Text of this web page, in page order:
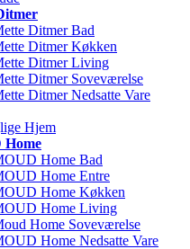
Ditmer Bad
Ditmer Køkken
Ditmer Living
Ditmer Soveværelse
Ditmer Nedsatte Vare
Hjem
Home
Home Bad
Home Entre
Home Køkken
Home Living
Home Soveværelse
Home Nedsatte Vare